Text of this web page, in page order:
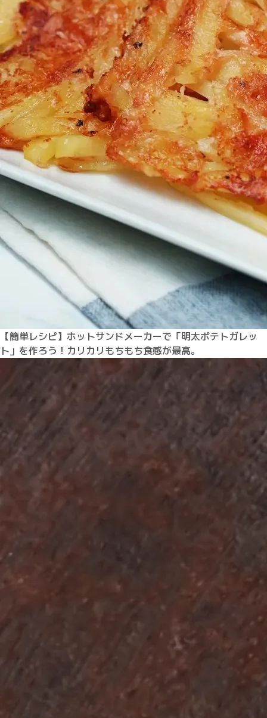
【簡単レシピ】ホットサンドメーカーで「明太ポテトガレッ
ト」を作ろう！カリカリもちもち食感が最高。